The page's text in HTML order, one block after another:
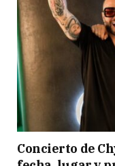
Concierto de